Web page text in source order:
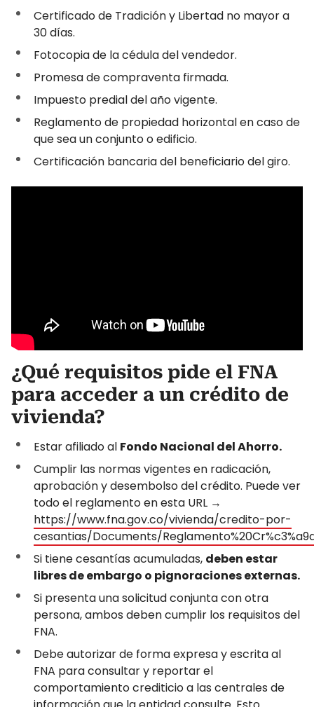
Certificado de Tradición y Libertad no mayor a
30 días.
Fotocopia de la cédula del vendedor.
Promesa de compraventa firmada.
Impuesto predial del año vigente.
Reglamento de propiedad horizontal en caso de
que sea un conjunto o edificio.
Certificación bancaria del beneficiario del giro.
¿Qué requisitos pide el FNA
para acceder a un crédito de
vivienda?
Estar afiliado al Fondo Nacional del Ahorro.
Cumplir las normas vigentes en radicación,
aprobación y desembolso del crédito. Puede ver
todo el reglamento en esta URL →
https://www.fna.gov.co/vivienda/credito-por-
cesantias/Documents/
Si tiene cesantías acumuladas, deben estar
libres de embargo o pignoraciones externas.
Si presenta una solicitud conjunta con otra
persona, ambos deben cumplir los requisitos del
FNA.
Debe autorizar de forma expresa y escrita al
FNA para consultar y reportar el
comportamiento crediticio a las centrales de